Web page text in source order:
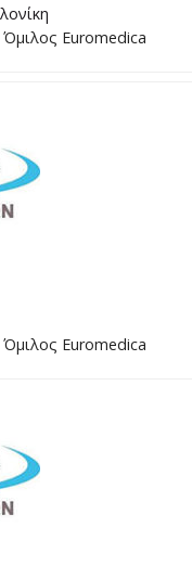
Όμιλος Euromedica
Όμιλος Euromedica